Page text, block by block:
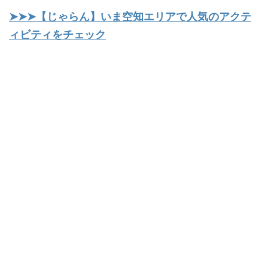
➤➤➤【じゃらん】いま空知エリアで人気のアクテ
ィビティをチェック